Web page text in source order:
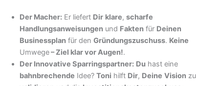
Der Macher: Er liefert Dir klare, scharfe
Handlungsanweisungen und Fakten für Deinen
Businessplan für den Gründungszuschuss. Keine
Umwege–Ziel klar vor Augen!.
Der Innovative Sparringspartner: Du hast eine
bahnbrechende Idee? Toni hilft Dir, Deine Vision zu